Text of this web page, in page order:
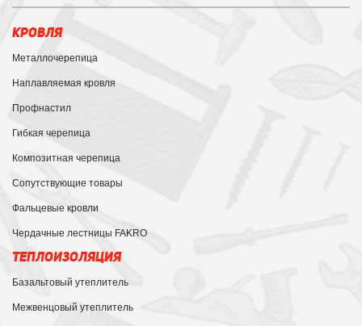
КРОВЛЯ
Металлочерепица
Наплавляемая кровля
Профнастил
Гибкая черепица
Композитная черепица
Сопутствующие товары
Фальцевые кровли
Чердачные лестницы FAKRO
ТЕПЛОИЗОЛЯЦИЯ
Базальтовый утеплитель
Межвенцовый утеплитель